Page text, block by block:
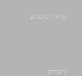
שונית בפייסבוק
קישורים